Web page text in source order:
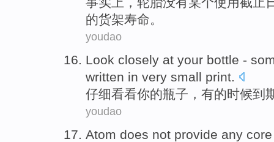
的货架寿命。
youdao
Look closely at your bottle -
written in very small print.
仔细看看你的瓶子 ， 有的时候到
youdao
Atom does not provide any core